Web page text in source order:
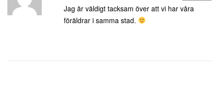
Jag är väldigt tacksam över att vi har våra
föräldrar i samma stad.